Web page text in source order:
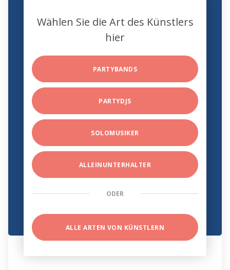
Wählen Sie die Art des Künstlers
hier
PARTYBANDS
PARTYDJS
SOLOMUSIKER
ALLEINUNTERHALTER
ODER
ALLE ARTEN VON KÜNSTLERN